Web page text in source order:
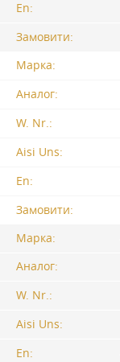
En:
Замовити:
Марка:
Аналог:
W. Nr.:
Aisi Uns:
En:
Замовити:
Марка:
Аналог:
W. Nr.:
Aisi Uns:
En: